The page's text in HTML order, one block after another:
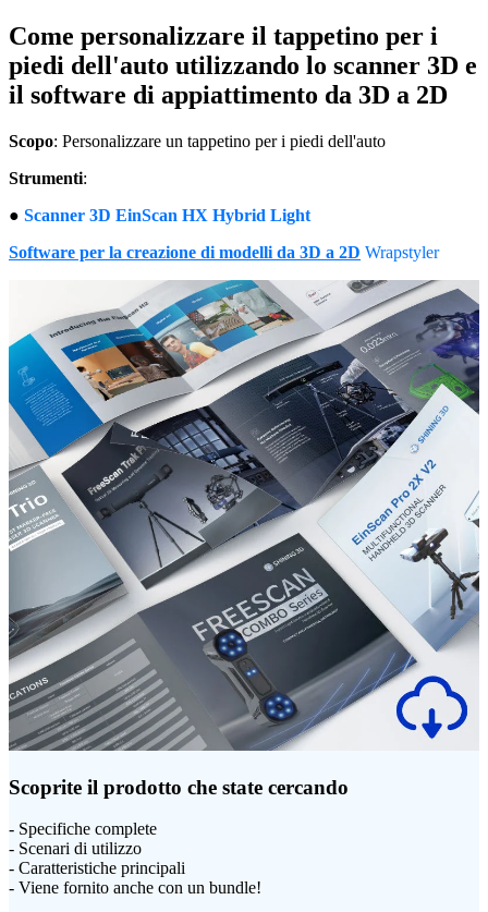
AutoScan-DS-EX Pro
Face Scanners
e-MotionNEW
MetiSmile
Scopri la nostra soluzione per l'odontoiatria
Per saperne di più
Come personalizzare il tappetino per i
piedi dell'auto utilizzando lo scanner 3D e
il software di appiattimento da 3D a 2D
Scopo: Personalizzare un tappetino per i piedi dell'auto
Strumenti:
● Scanner 3D EinScan HX Hybrid Light
Software per la creazione di modelli da 3D a 2D Wrapstyler
Scoprite il prodotto che state cercando
- Specifiche complete
- Scenari di utilizzo
- Caratteristiche principali
- Viene fornito anche con un bundle!